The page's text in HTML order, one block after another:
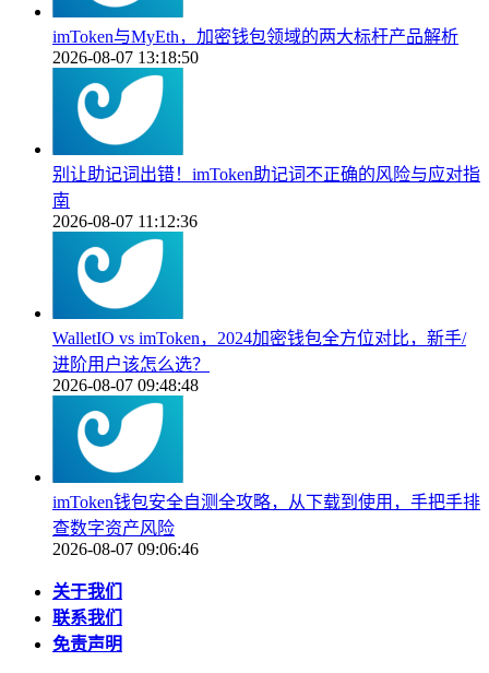
imToken与MyEth，加密钱包领域的两大标杆产品解析
2026-08-07 13:18:50
别让助记词出错！imToken助记词不正确的风险与应对指
南
2026-08-07 11:12:36
WalletIO vs imToken，2024加密钱包全方位对比，新手/
进阶用户该怎么选？
2026-08-07 09:48:48
imToken钱包安全自测全攻略，从下载到使用，手把手排
查数字资产风险
2026-08-07 09:06:46
关于我们
联系我们
免责声明